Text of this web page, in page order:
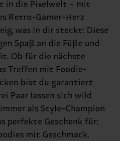
in die Pixelwelt – mit
Retro-Gamer-Herz
was in dir steckt: Diese
Spaß an die Füße und
Ob für die nächste
Treffen mit Foodie-
bist du garantiert
Paar lassen sich wild
als Style-Champion
perfekte Geschenk für:
mit Geschmack.